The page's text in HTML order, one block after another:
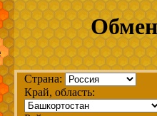
Страна:
Край, область: